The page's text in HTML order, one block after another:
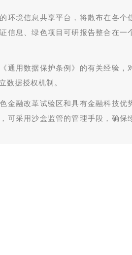
环境信息共享平台，将散布在各个
信息、绿色项目可研报告整合在一
通用数据保护条例》的有关经验，
数据授权机制。
金融改革试验区和具有金融科技优
可采用沙盒监管的管理手段，确保